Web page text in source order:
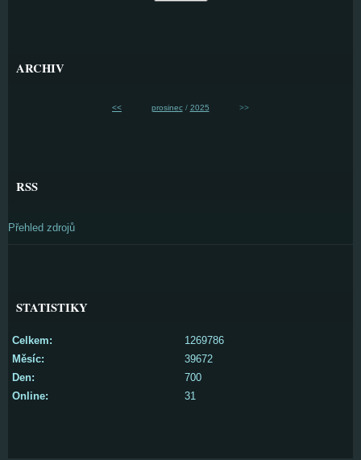
ARCHIV
<< prosinec/ 2025 >>
RSS
Přehled zdrojů
STATISTIKY
Online: 31
Celkem:
1269786
Měsíc:
39672
Den:
700